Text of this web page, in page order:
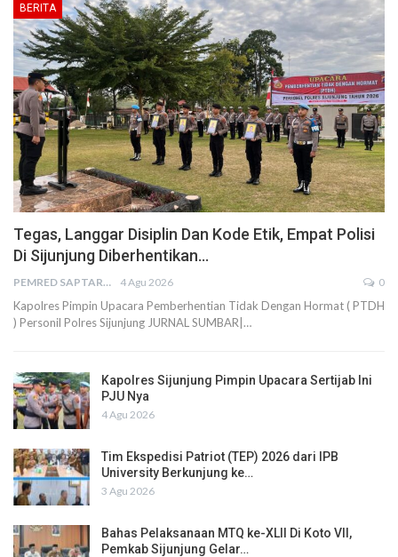
BERITA
Tegas, Langgar Disiplin Dan Kode Etik, Empat Polisi
Di Sijunjung Diberhentikan…
PEMRED SAPTARIUS 4 Agu 2026 0
Kapolres Pimpin Upacara Pemberhentian Tidak Dengan Hormat ( PTDH
) Personil Polres Sijunjung JURNAL SUMBAR|…
Kapolres Sijunjung Pimpin Upacara Sertijab Ini
PJU Nya
4 Agu 2026
Tim Ekspedisi Patriot (TEP) 2026 dari IPB
University Berkunjung ke…
3 Agu 2026
Bahas Pelaksanaan MTQ ke-XLII Di Koto VII,
Pemkab Sijunjung Gelar…